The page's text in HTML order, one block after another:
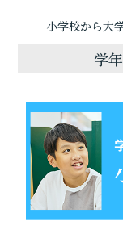
小学校から大
学